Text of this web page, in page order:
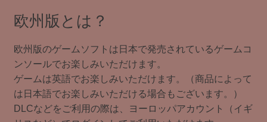
欧州版とは？
欧州版のゲームソフトは日本で発売されているゲームコ
ンソールでお楽しみいただけます。
ゲームは英語でお楽しみいただけます。（商品によって
は日本語でお楽しみいただける場合もございます。）
DLCなどをご利用の際は、ヨーロッパアカウント（イギ